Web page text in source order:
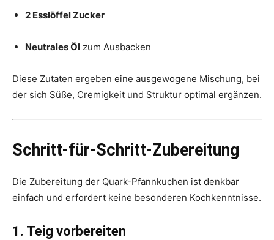
2 Esslöffel Zucker
Neutrales Öl zum Ausbacken
Diese Zutaten ergeben eine ausgewogene Mischung, bei
der sich Süße, Cremigkeit und Struktur optimal ergänzen.
Schritt-für-Schritt-Zubereitung
Die Zubereitung der Quark-Pfannkuchen ist denkbar
einfach und erfordert keine besonderen Kochkenntnisse.
1. Teig vorbereiten